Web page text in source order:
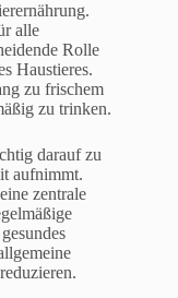
alle
Rolle
Haustieres.
zu frischem
zu trinken.
darauf zu
aufnimmt.
zentrale